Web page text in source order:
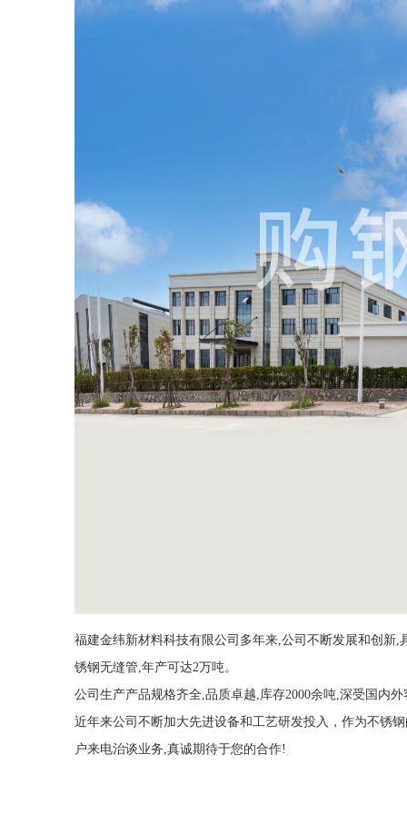
福建金纬新材料科技有限公司多年来,公司不断发展和创新,
锈钢无缝管,年产可达2万吨。
公司生产产品规格齐全,品质卓越,库存2000余吨,深受国内
近年来公司不断加大先进设备和工艺研发投入，作为不锈
户来电治谈业务,真诚期待于您的合作!